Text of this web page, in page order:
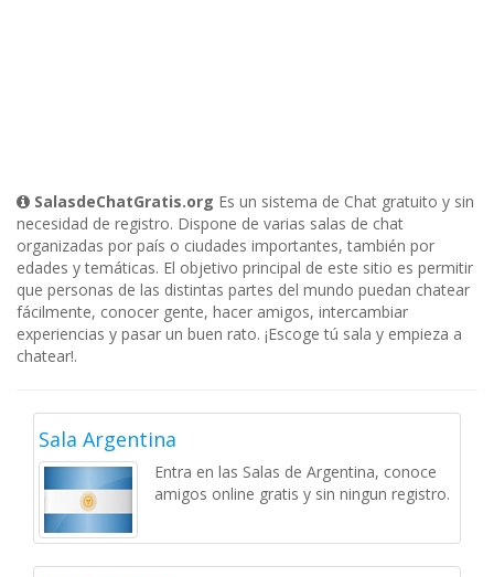
SalasdeChatGratis.org Es un sistema de Chat gratuito y sin
necesidad de registro. Dispone de varias salas de chat
organizadas por país o ciudades importantes, también por
edades y temáticas. El objetivo principal de este sitio es permitir
que personas de las distintas partes del mundo puedan chatear
fácilmente, conocer gente, hacer amigos, intercambiar
experiencias y pasar un buen rato. ¡Escoge tú sala y empieza a
chatear!.
Sala Argentina
Entra en las Salas de Argentina, conoce
amigos online gratis y sin ningun registro.